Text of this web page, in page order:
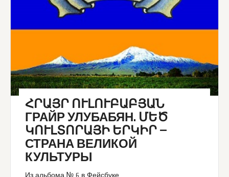
ՀՐԱՅՐ ՈՒԼՈՒԲԱԲՅԱՆ
ГРАЙР УЛУБАБЯН. ՄԵԾ
ԿՈՒԼՏՈՐԱՅԻ ԵՐԿԻՐ —
СТРАНА ВЕЛИКОЙ
КУЛЬТУРЫ